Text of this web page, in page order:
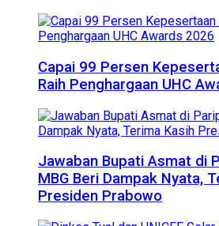
Capai 99 Persen
Raih Penghargaan UHC
Jawaban Bupati Asmat di
MBG Beri Dampak Nyata,
Presiden Prabowo